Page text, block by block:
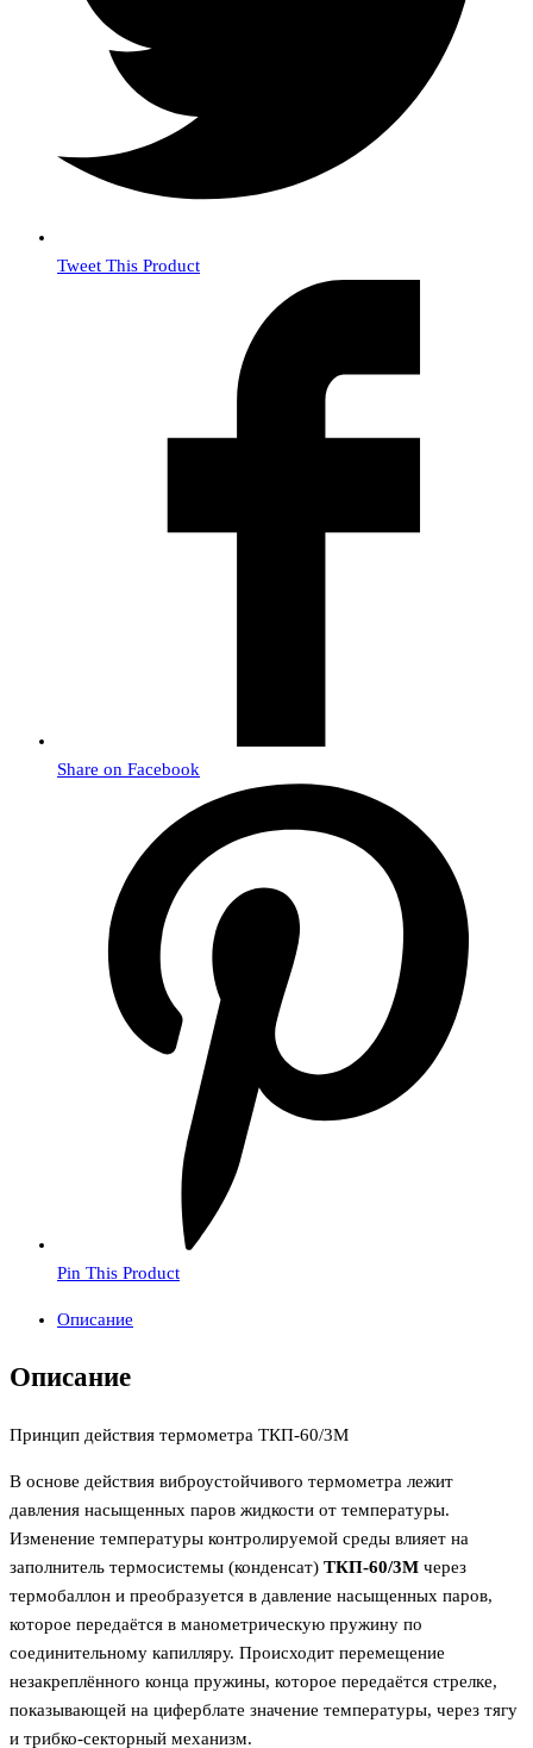
Tweet This Product
Share on Facebook
Pin This Product
Описание
Описание
Принцип действия термометра ТКП-60/3М
В основе действия виброустойчивого термометра лежит
давления насыщенных паров жидкости от температуры.
Изменение температуры контролируемой среды влияет на
заполнитель термосистемы (конденсат) ТКП-60/3М через
термобаллон и преобразуется в давление насыщенных паров,
которое передаётся в манометрическую пружину по
соединительному капилляру. Происходит перемещение
незакреплённого конца пружины, которое передаётся стрелке,
показывающей на циферблате значение температуры, через тягу
и трибко-секторный механизм.